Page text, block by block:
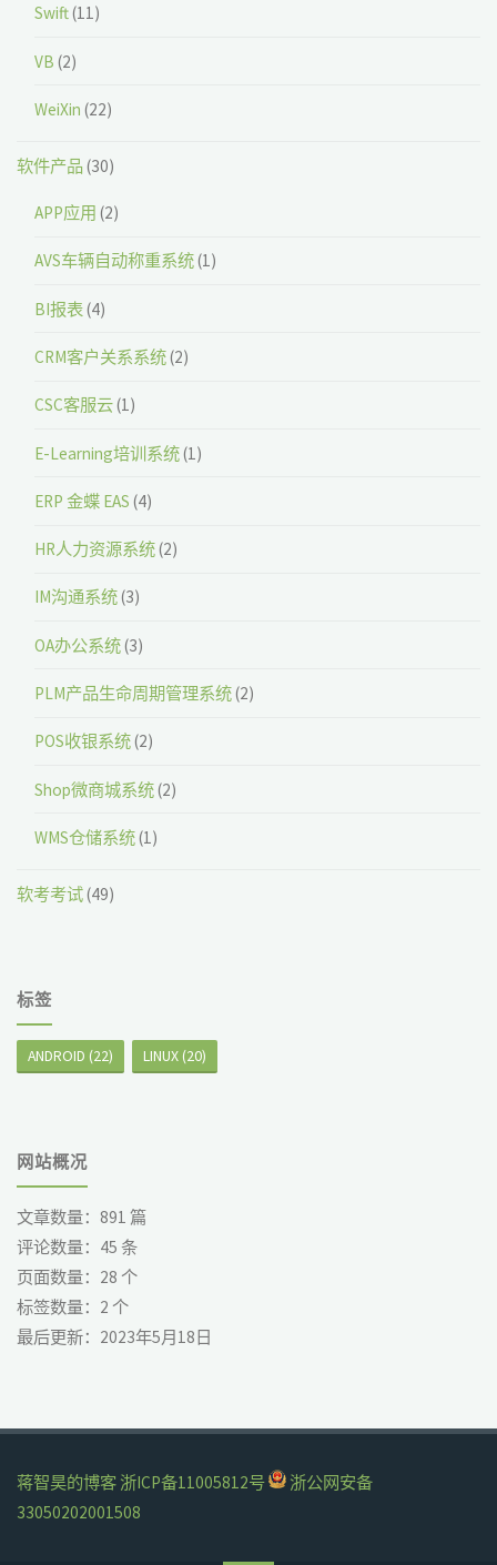
Swift(11)
VB (2)
WeiXin (22)
软件产品(30)
APP应用 (2)
AVS车辆自动称重系统(1)
BI报表(4)
CRM客户关系系统(2)
CSC客服云(1)
E-Learning培训系统(1)
ERP 金蝶 EAS (4)
HR人力资源系统(2)
IM沟通系统(3)
OA办公系统(3)
PLM产品生命周期管理系统(2)
POS收银系统(2)
Shop微商城系统(2)
WMS仓储系统(1)
软考考试(49)
标签
ANDROID (22) LINUX (20)
网站概况
文章数量：891 篇
评论数量： 45 条
页面数量： 28 个
标签数量： 2 个
最后更新： 2023年5月18日
蒋智昊的博客 浙ICP备11005812号
浙公网安备
33050202001508